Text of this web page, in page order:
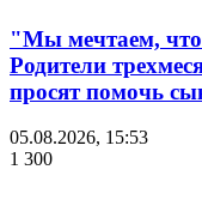
"Мы мечтаем,
Родители
просят помочь
05.08.2026, 15:53
1 300